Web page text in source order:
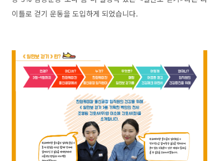
이틀로 걷기 운동을 도입하게 되었습니다.